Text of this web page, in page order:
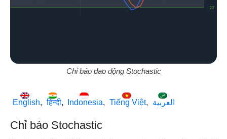
Chỉ báo dao động Stochastic
English हिन्दी Indonesia Tiếng Việt العربية
Chỉ báo Stochastic